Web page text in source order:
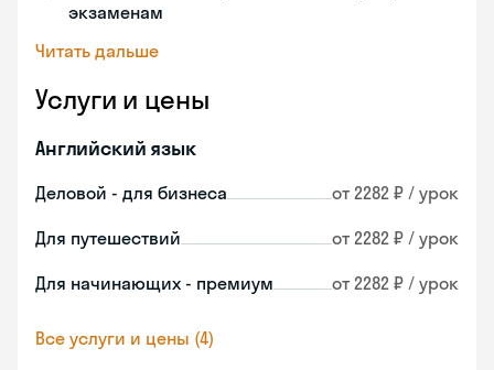
экзаменам
Читать дальше
Услуги и цены
Английский язык
Деловой - для бизнеса от 2282 ₽ / урок
Для путешествий от 2282 ₽ / урок
Для начинающих - премиум от 2282 ₽ / урок
Все услуги и цены (4)